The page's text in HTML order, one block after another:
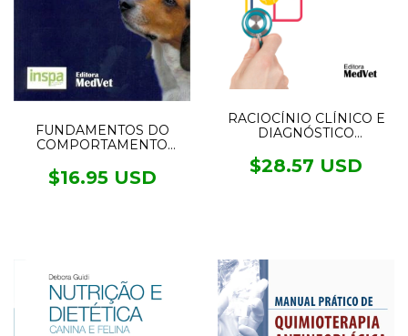
FUNDAMENTOS DO
COMPORTAMENTO
$16.95 USD
RACIOCÍNIO CLÍNICO E
DIAGNÓSTICO
$28.57 USD